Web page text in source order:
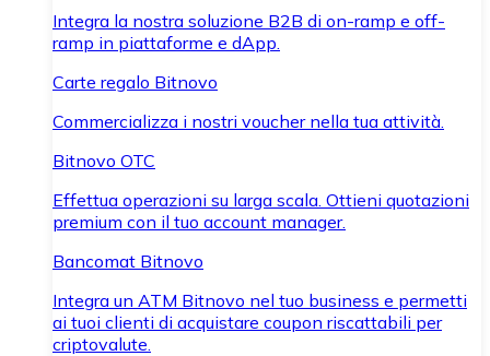
Integra la nostra soluzione B2B di on-ramp e off-
ramp in piattaforme e dApp.
Carte regalo Bitnovo
Commercializza i nostri voucher nella tua attività.
Bitnovo OTC
Effettua operazioni su larga scala. Ottieni quotazioni
premium con il tuo account manager.
Bancomat Bitnovo
Integra un ATM Bitnovo nel tuo business e permetti
ai tuoi clienti di acquistare coupon riscattabili per
criptovalute.